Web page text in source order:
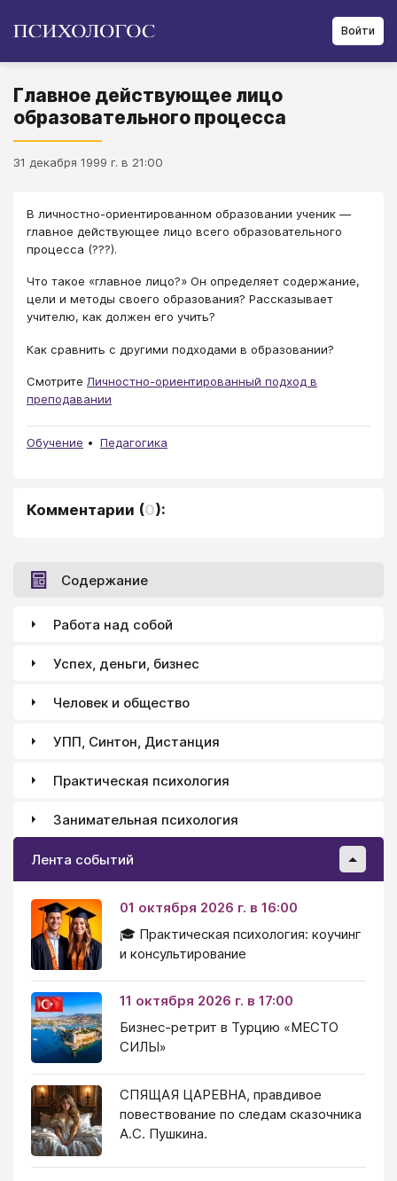
Войти
Главное действующее лицо
образовательного процесса
31 декабря 1999 г. в 21:00
В личностно-ориентированном образовании ученик —
главное действующее лицо всего образовательного
процесса (???).
Что такое «главное лицо?» Он определяет содержание,
цели и методы своего образования? Рассказывает
учителю, как должен его учить?
Как сравнить с другими подходами в образовании?
Смотрите Личностно-ориентированный подход в
преподавании
Обучение Педагогика
Комментарии (0):
Содержание
Работа над собой
Успех, деньги, бизнес
Человек и общество
УПП, Синтон, Дистанция
Практическая психология
Занимательная психология
Лента событий
01 октября 2026 г. в 16:00
🎓 Практическая психология: коучинг
и консультирование
11 октября 2026 г. в 17:00
Бизнес-ретрит в Турцию «МЕСТО
СИЛЫ»
СПЯЩАЯ ЦАРЕВНА, правдивое
повествование по следам сказочника
А.С. Пушкина.